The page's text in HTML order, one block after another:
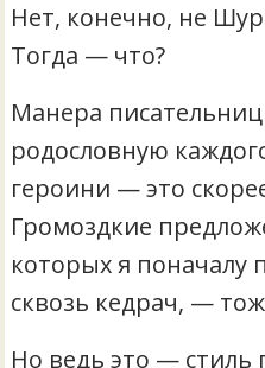
Нет, конечно, не
Тогда — что?
Манера
родословную
героини — это
Громоздкие
которых я поначалу
сквозь кедрач, —
Но ведь это — стиль